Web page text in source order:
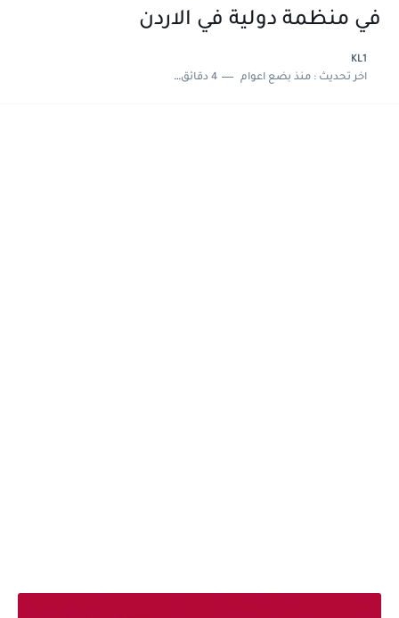
في منظمة دولية في الاردن
KL1
اخر تحديث :منذ بضع اعوام 4 دقائق للقراءة